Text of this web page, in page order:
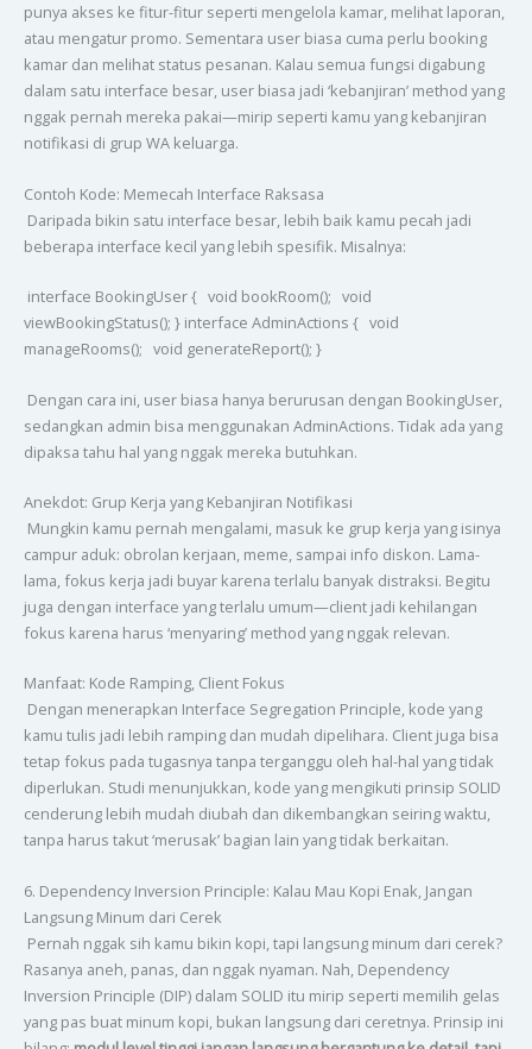
punya akses ke fitur-fitur seperti mengelola kamar, melihat laporan,
atau mengatur promo. Sementara user biasa cuma perlu booking
kamar dan melihat status pesanan. Kalau semua fungsi digabung
dalam satu interface besar, user biasa jadi ‘kebanjiran’ method yang
nggak pernah mereka pakai—mirip seperti kamu yang kebanjiran
notifikasi di grup WA keluarga.
Contoh Kode: Memecah Interface Raksasa
Daripada bikin satu interface besar, lebih baik kamu pecah jadi
beberapa interface kecil yang lebih spesifik. Misalnya:
interface BookingUser { void bookRoom(); void
viewBookingStatus(); } interface AdminActions { void
manageRooms(); void generateReport(); }
Dengan cara ini, user biasa hanya berurusan dengan BookingUser,
sedangkan admin bisa menggunakan AdminActions. Tidak ada yang
dipaksa tahu hal yang nggak mereka butuhkan.
Anekdot: Grup Kerja yang Kebanjiran Notifikasi
Mungkin kamu pernah mengalami, masuk ke grup kerja yang isinya
campur aduk: obrolan kerjaan, meme, sampai info diskon. Lama-
lama, fokus kerja jadi buyar karena terlalu banyak distraksi. Begitu
juga dengan interface yang terlalu umum—client jadi kehilangan
fokus karena harus ‘menyaring’ method yang nggak relevan.
Manfaat: Kode Ramping, Client Fokus
Dengan menerapkan Interface Segregation Principle, kode yang
kamu tulis jadi lebih ramping dan mudah dipelihara. Client juga bisa
tetap fokus pada tugasnya tanpa terganggu oleh hal-hal yang tidak
diperlukan. Studi menunjukkan, kode yang mengikuti prinsip SOLID
cenderung lebih mudah diubah dan dikembangkan seiring waktu,
tanpa harus takut ‘merusak’ bagian lain yang tidak berkaitan.
6. Dependency Inversion Principle: Kalau Mau Kopi Enak, Jangan
Langsung Minum dari Cerek
Pernah nggak sih kamu bikin kopi, tapi langsung minum dari cerek?
Rasanya aneh, panas, dan nggak nyaman. Nah, Dependency
Inversion Principle (DIP) dalam SOLID itu mirip seperti memilih gelas
yang pas buat minum kopi, bukan langsung dari ceretnya. Prinsip ini